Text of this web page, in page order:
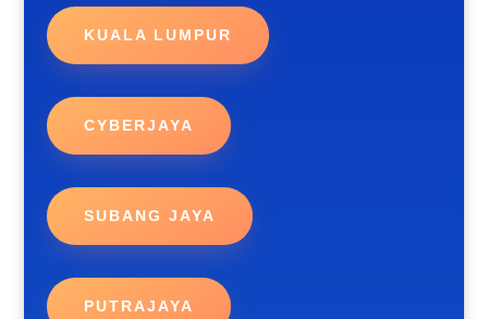
KUALA LUMPUR
CYBERJAYA
SUBANG JAYA
PUTRAJAYA